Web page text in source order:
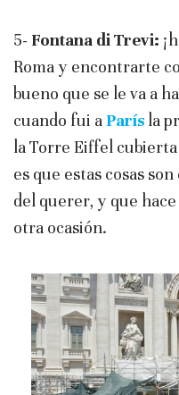
5- Fontana di Trevi:
Roma y encontrarte
bueno que se le va a
cuando fui a París la
la Torre Eiffel
es que estas cosas
del querer, y que
otra ocasión.